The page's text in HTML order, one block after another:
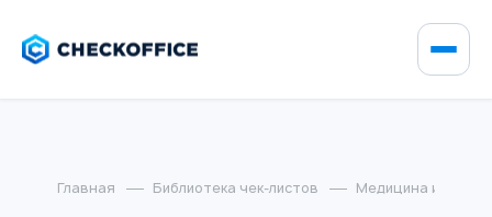
Главная Библиотека чек-листов Медицина и